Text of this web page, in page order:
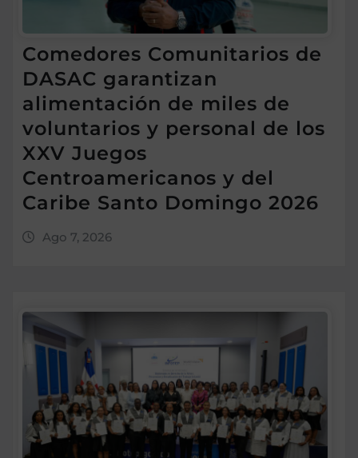
Comedores Comunitarios de
DASAC garantizan
alimentación de miles de
voluntarios y personal de los
XXV Juegos
Centroamericanos y del
Caribe Santo Domingo 2026
Ago 7, 2026